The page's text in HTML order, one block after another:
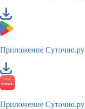
Приложение Суточно.ру
Приложение Суточно.ру